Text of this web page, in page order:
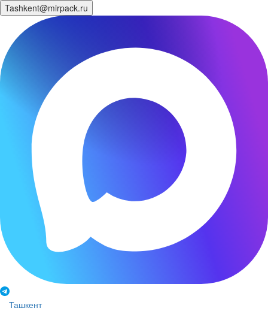
Tashkent@mirpack.ru
Ташкент